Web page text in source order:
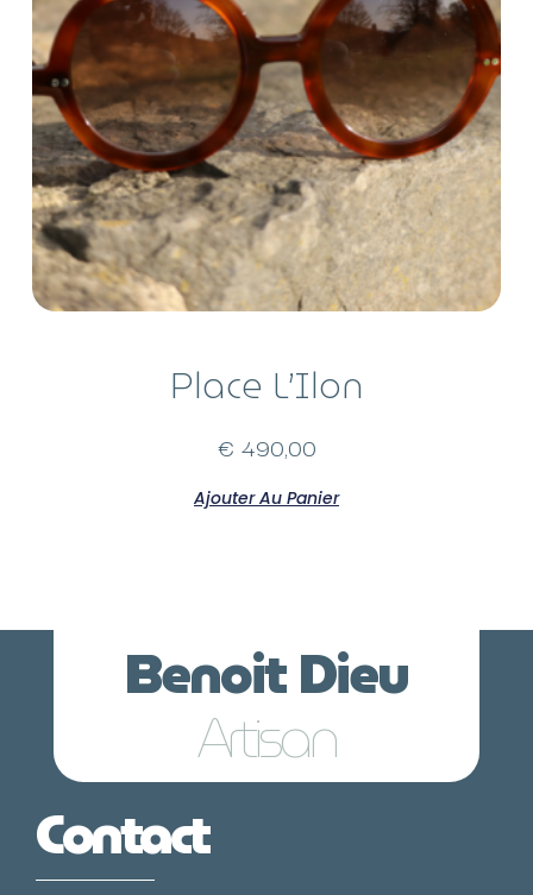
Place L’Ilon
€ 490,00
Ajouter Au Panier
Contact
Benoit Dieu
Lunetier